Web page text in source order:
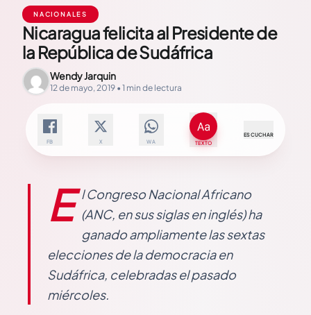
NACIONALES
Nicaragua felicita al Presidente de
la República de Sudáfrica
Wendy Jarquin
12 de mayo, 2019 • 1 min de lectura
FB X WA TEXTO
ESCUCHAR
E l Congreso Nacional Africano
(ANC, en sus siglas en inglés) ha
ganado ampliamente las sextas
elecciones de la democracia en
Sudáfrica, celebradas el pasado
miércoles.